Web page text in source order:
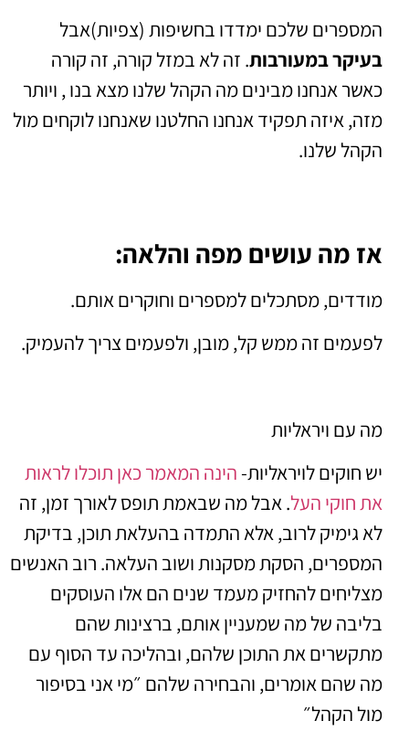
המספרים שלכם ימדדו בחשיפות (צפיות)אבל
בעיקר במעורבות. זה לא במזל קורה, זה קורה
כאשר אנחנו מבינים מה הקהל שלנו מצא בנו , ויותר
מזה, איזה תפקיד אנחנו החלטנו שאנחנו לוקחים מול
הקהל שלנו.
אז מה עושים מפה והלאה:
מודדים, מסתכלים למספרים וחוקרים אותם.
לפעמים זה ממש קל, מובן, ולפעמים צריך להעמיק.
מה עם ויראליות
יש חוקים לויראליות-הינה המאמר כאן תוכלו לראות
את חוקי העל. אבל מה שבאמת תופס לאורך זמן, זה
לא גימיק לרוב, אלא התמדה בהעלאת תוכן, בדיקת
המספרים, הסקת מסקנות ושוב העלאה. רוב האנשים
מצליחים להחזיק מעמד שנים הם אלו העוסקים
בליבה של מה שמעניין אותם, ברצינות שהם
מתקשרים את התוכן שלהם, ובהליכה עד הסוף עם
מה שהם אומרים, והבחירה שלהם ״מי אני בסיפור
מול הקהל״